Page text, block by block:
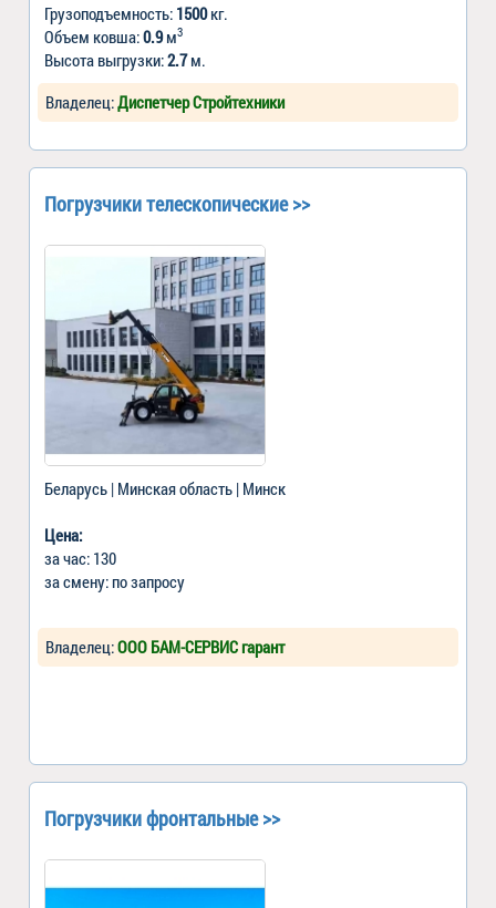
Грузоподъемность: 1500кг.
Объем ковша:0.9м3
Высота выгрузки:2.7м.
Владелец:Диспетчер Стройтехники
Погрузчики телескопические >>
Беларусь | Минская область | Минск
Цена:
за час: 130
за смену: по запросу
Владелец:ООО БАМ-СЕРВИС гарант
Погрузчики фронтальные >>